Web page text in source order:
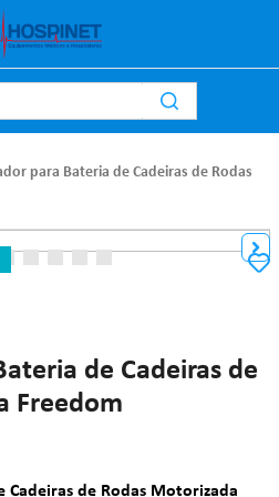
para Bateria de Cadeiras de Rodas
de Cadeiras de
Freedom
Cadeiras de Rodas Motorizada